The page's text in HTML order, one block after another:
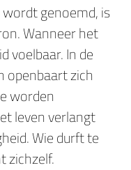
genoemd, is
Wanneer het
voelbaar. In de
openbaart zich
worden
leven verlangt
Wie durft te
zichzelf.